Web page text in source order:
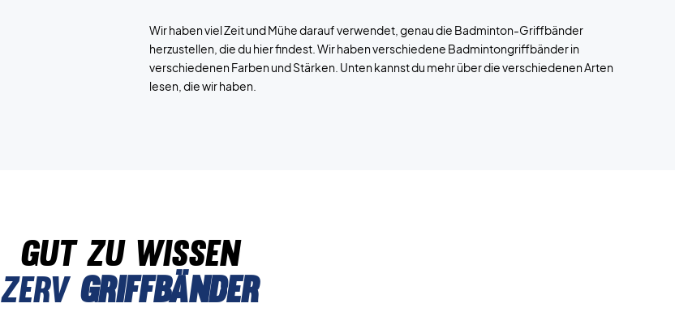
Wir haben viel Zeit und Mühe darauf verwendet, genau die Badminton-Griffbänder
herzustellen, die du hier findest. Wir haben verschiedene Badmintongriffbänder in
verschiedenen Farben und Stärken. Unten kannst du mehr über die verschiedenen Arten
lesen, die wir haben.
gut zu wissen
zerv Griffbänder